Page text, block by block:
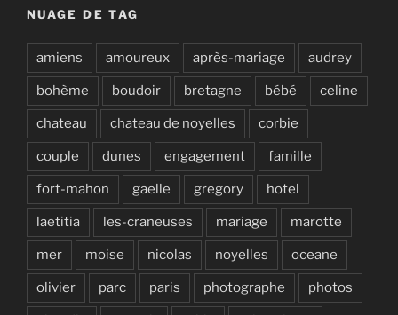
NUAGE DE TAG
amiens amoureux après-mariage audrey
bohème boudoir bretagne bébé celine
chateau chateau de noyelles corbie
couple dunes engagement famille
fort-mahon gaelle gregory hotel
laetitia les-craneuses mariage marotte
mer moise nicolas noyelles oceane
olivier parc paris photographe photos